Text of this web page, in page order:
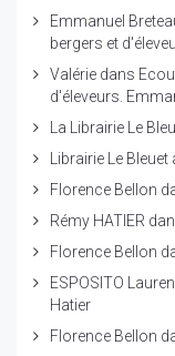
Emmanuel
bergers et
Valérie dans
d'éleveurs.
La Librairie Le
Librairie Le
Florence Bellon
Rémy HATIER
Florence Bellon
ESPOSITO
Hatier
Florence Bellon